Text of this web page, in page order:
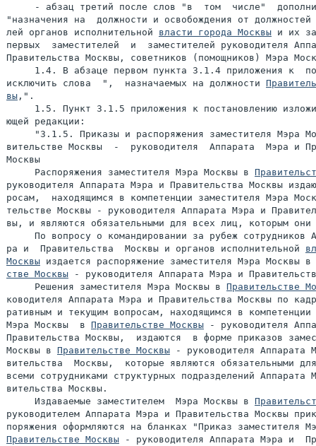
- абзац третий после слов "в  том  числе"
"назначения на  должности и освобождения от должностей
лей органов исполнительной власти города Москвы и их
первых  заместителей  и  заместителей руководителя
Правительства Москвы, советников (помощников) Мэра
1.4. В абзаце первом пункта 3.1.4 приложения к
исключить слова  ",  назначаемых на должности
вы ,".
1.5. Пункт 3.1.5 приложения к постановлению
ющей редакции:
"3.1.5. Приказы и распоряжения заместителя Мэра
вительстве Москвы  -  руководителя  Аппарата  Мэра и
Москвы
     Распоряжения заместителя Мэра Москвы в
руководителя Аппарата Мэра и Правительства Москвы
росам,  находящимся в компетенции заместителя Мэра
тельстве Москвы - руководителя Аппарата Мэра и
вы, и являются обязательными для всех лиц, которым они
По вопросу о командировании за рубеж сотрудников
ра и  Правительства  Москвы и органов исполнительной
Москвы издается распоряжение заместителя Мэра Москвы
стве Москвы - руководителя Аппарата Мэра и
     Решения заместителя Мэра Москвы в
Правительстве
ководителя Аппарата Мэра и Правительства Москвы по
ративным и текущим вопросам, находящимся в компетенции
Мэра Москвы  в Правительстве Москвы - руководителя
Правительства Москвы,  издаются  в форме приказов
Москвы в Правительстве Москвы - руководителя Аппарата
вительства  Москвы,  которые являются обязательными
всеми сотрудниками структурных подразделений
вительства Москвы.
     Издаваемые заместителем  Мэра Москвы в
руководителем Аппарата Мэра и Правительства Москвы
Правительстве Москвы - руководителя Аппарата Мэра и